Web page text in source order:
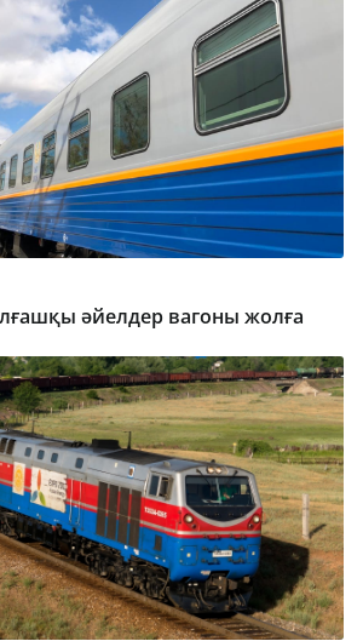
әйелдер вагоны жолға